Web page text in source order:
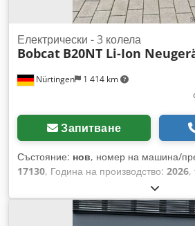
Nürtingen 1 414 km
Електрически - 3 колела
Bobcat B20NT Li-Ion
Запитване
Състояние: нов, номер на машина/
17130, Година на производство: 2026,
, височина на повдигане:
повдигане:1 484 мм, център на
електрически, тип мачта:триплекс,